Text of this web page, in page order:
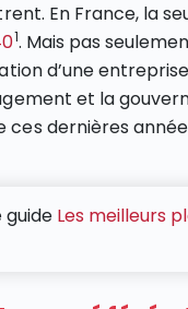
En France, la
1. Mais pas
d’une
et la
ces dernières
Les meilleurs